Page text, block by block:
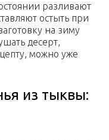
разливают
остыть при
на зиму
десерт,
можно уже
из тыквы: